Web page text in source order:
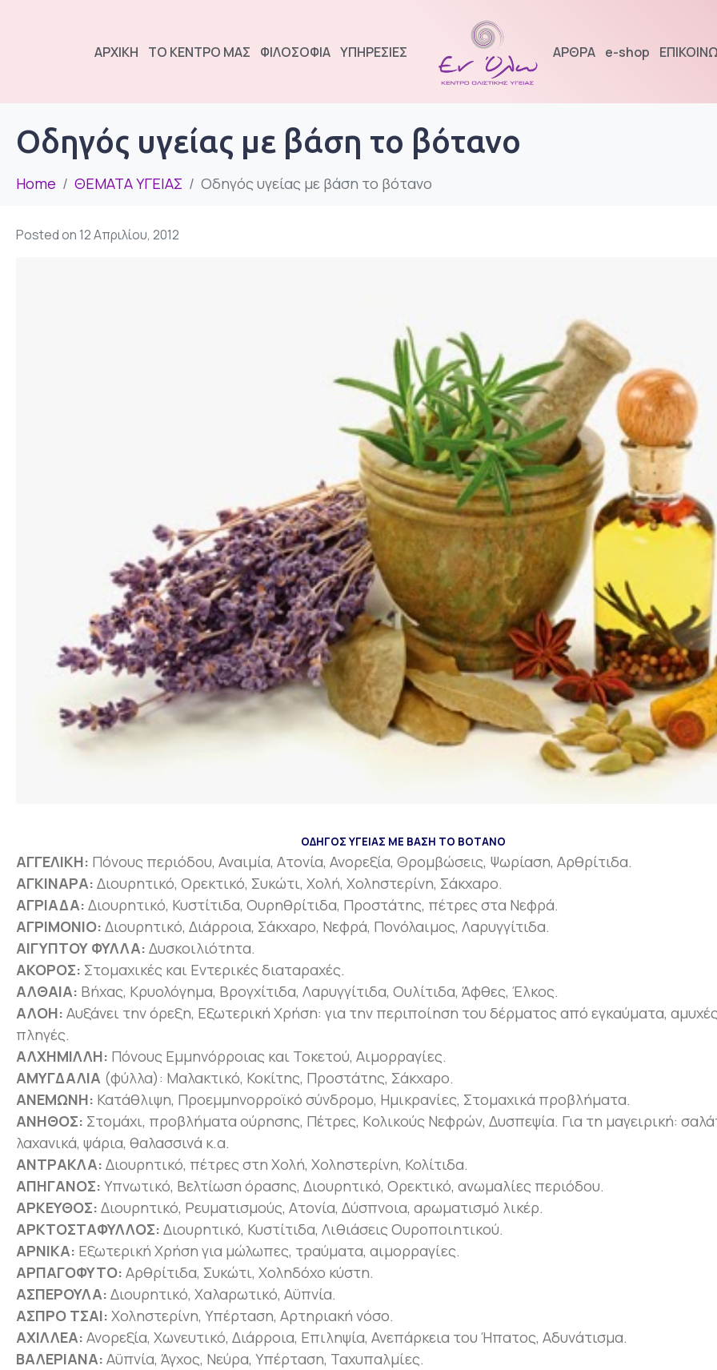
ΑΡΧΙΚΗ ΤΟ ΚΕΝΤΡΟ ΜΑΣ ΦΙΛΟΣΟΦΙΑ ΥΠΗΡΕΣΙΕΣ ΑΡΘΡΑ e-shop
Οδηγός υγείας με βάση το βότανο
Home ΘΕΜΑΤΑ ΥΓΕΙΑΣ Οδηγός υγείας με βάση το βότανο
Posted on 12 Απριλίου, 2012
ΟΔΗΓΟΣ ΥΓΕΙΑΣ ΜΕ ΒΑΣΗ ΤΟ ΒΟΤΑΝΟ
ΑΓΓΕΛΙΚΗ: Πόνους περιόδου, Αναιμία, Ατονία, Ανορεξία, Θρομβώσεις, Ψωρίαση, Αρθρίτιδα.
ΑΓΚΙΝΑΡΑ: Διουρητικό, Ορεκτικό, Συκώτι, Χολή, Χοληστερίνη, Σάκχαρο.
ΑΓΡΙΑΔΑ: Διουρητικό, Κυστίτιδα, Ουρηθρίτιδα, Προστάτης, πέτρες στα Νεφρά.
ΑΓΡΙΜΟΝΙΟ: Διουρητικό, Διάρροια, Σάκχαρο, Νεφρά, Πονόλαιμος, Λαρυγγίτιδα.
ΑΙΓΥΠΤΟΥ ΦΥΛΛΑ: Δυσκοιλιότητα.
ΑΚΟΡΟΣ: Στομαχικές και Εντερικές διαταραχές.
ΑΛΘΑΙΑ: Βήχας, Κρυολόγημα, Βρογχίτιδα, Λαρυγγίτιδα, Ουλίτιδα, Άφθες, Έλκος.
ΑΛΟΗ: Αυξάνει την όρεξη, Εξωτερική Χρήση: για την περιποίηση του δέρματος από εγκαύματα,
πληγές.
ΑΛΧΗΜΙΛΛΗ: Πόνους Εμμηνόρροιας και Τοκετού, Αιμορραγίες.
ΑΜΥΓΔΑΛΙΑ (φύλλα): Μαλακτικό, Κοκίτης, Προστάτης, Σάκχαρο.
ΑΝΕΜΩΝΗ: Κατάθλιψη, Προεμμηνορροϊκό σύνδρομο, Ημικρανίες, Στομαχικά προβλήματα.
ΑΝΗΘΟΣ: Στομάχι, προβλήματα ούρησης, Πέτρες, Kολικούς Νεφρών, Δυσπεψία. Για τη μαγειρική:
λαχανικά, ψάρια, θαλασσινά κ.α.
ΑΝΤΡΑΚΛΑ: Διουρητικό, πέτρες στη Χολή, Χοληστερίνη, Κολίτιδα.
ΑΠΗΓΑΝΟΣ: Υπνωτικό, Βελτίωση όρασης, Διουρητικό, Ορεκτικό, ανωμαλίες περιόδου.
ΑΡΚΕΥΘΟΣ: Διουρητικό, Ρευματισμούς, Ατονία, Δύσπνοια, αρωματισμό λικέρ.
ΑΡΚΤΟΣΤΑΦΥΛΛΟΣ: Διουρητικό, Κυστίτιδα, Λιθιάσεις Ουροποιητικού.
ΑΡΝΙΚΑ: Εξωτερική Χρήση για μώλωπες, τραύματα, αιμορραγίες.
ΑΡΠΑΓΟΦΥΤΟ: Αρθρίτιδα, Συκώτι, Χοληδόχο κύστη.
ΑΣΠΕΡΟΥΛΑ: Διουρητικό, Χαλαρωτικό, Αϋπνία.
ΑΣΠΡΟ ΤΣΑΙ: Χοληστερίνη, Υπέρταση, Αρτηριακή νόσο.
ΑΧΙΛΛΕΑ: Ανορεξία, Χωνευτικό, Διάρροια, Επιληψία, Ανεπάρκεια του Ήπατος, Αδυνάτισμα.
ΒΑΛΕΡΙΑΝΑ: Αϋπνία, Άγχος, Νεύρα, Υπέρταση, Ταχυπαλμίες.